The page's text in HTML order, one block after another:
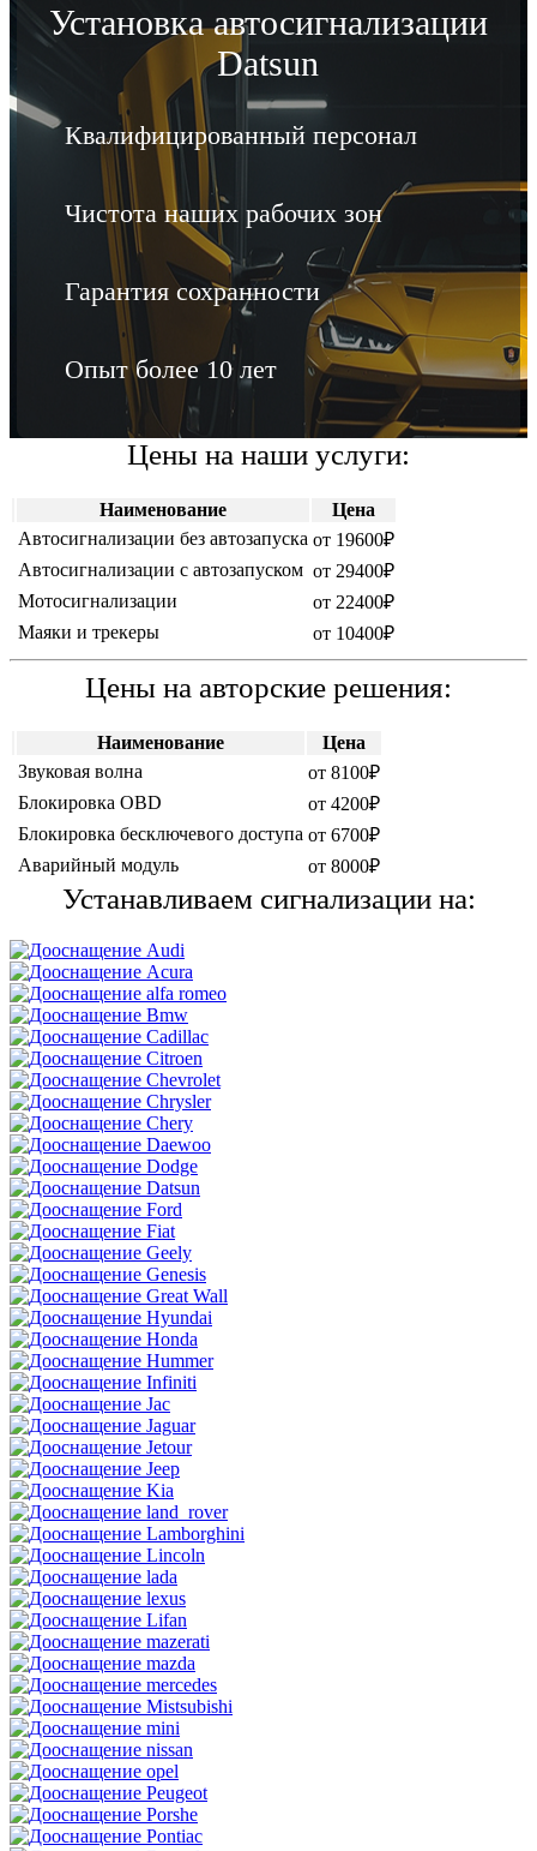
Установка автосигнализации
Datsun
Квалифицированный персонал
Чистота наших рабочих зон
Гарантия сохранности
Опыт более 10 лет
Цены на наши услуги:
Наименование
Цена
Автосигнализации без автозапуска от 19600₽
Автосигнализации c автозапуском от 29400₽
Мотосигнализации
от 22400₽
Маяки и трекеры
от 10400₽
Цены на авторские решения:
Наименование
Цена
Звуковая волна
от 8100₽
Блокировка OBD
от 4200₽
Блокировка бесключевого доступа от 6700₽
Аварийный модуль
от 8000₽
Устанавливаем сигнализации на: